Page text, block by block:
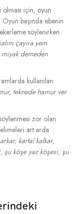
olması için, oyun
Oyun başında ebenin
söylenirken
çayıra yem
demeden
kullanılan
teknede hamur ver
söylenmesi zor olan
art arda
kartal kalkar,
şu köşe yaz köşesi, şu